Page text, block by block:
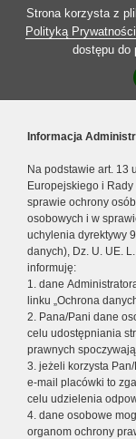
Strona korzysta z
Polityką Prywatności
dostępu do
Informacja
Na podstawie art. 13
Europejskiego i
sprawie ochrony
osobowych i w
uchylenia dyrektywy
danych), Dz. U. UE.
informuję:
1. dane
linku „Ochrona
2. Pana/Pani dane
celu udostępniania
prawnych
3. jeżeli korzysta
e-mail placówki to
celu udzielenia
4. dane osobowe
organom ochrony